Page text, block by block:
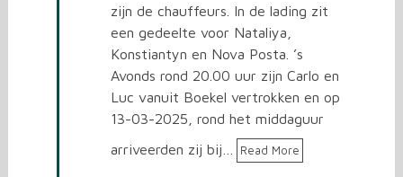
zijn de chauffeurs. In de lading zit
een gedeelte voor Nataliya,
Konstiantyn en Nova Posta. ’s
Avonds rond 20.00 uur zijn Carlo en
Luc vanuit Boekel vertrokken en op
13-03-2025, rond het middaguur
arriveerden zij bij…
Read More